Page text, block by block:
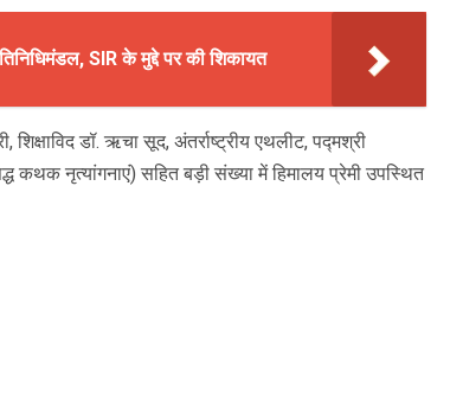
SIR के मुद्दे पर की शिकायत
डॉ. ऋचा सूद, अंतर्राष्ट्रीय एथलीट, पद्मश्री
कथक नृत्यांगनाएं) सहित बड़ी संख्या में हिमालय प्रेमी उपस्थित